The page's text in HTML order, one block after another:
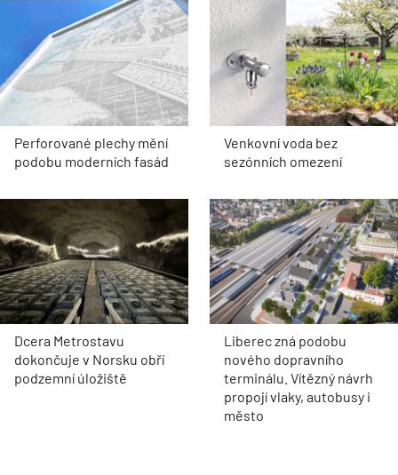
Perforované plechy mění
podobu moderních fasád
Venkovní voda bez
sezónních omezení
Dcera Metrostavu
dokončuje v Norsku obří
podzemní úložiště
Liberec zná podobu
nového dopravního
terminálu. Vítězný návrh
propojí vlaky, autobusy i
město